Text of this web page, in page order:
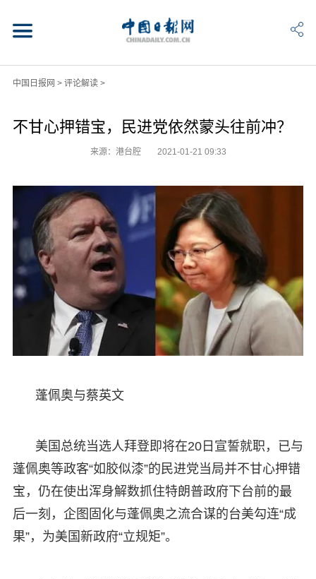
中国日报网 > 评论解读>
不甘心押错宝，民进党依然蒙头往前冲？
来源：港台腔 2021-01-21 09:33
蓬佩奥与蔡英文
美国总统当选人拜登即将在20日宣誓就职，已与
蓬佩奥等政客“如胶似漆”的民进党当局并不甘心押错
宝，仍在使出浑身解数抓住特朗普政府下台前的最
后一刻，企图固化与蓬佩奥之流合谋的台美勾连“成
果”，为美国新政府“立规矩”。